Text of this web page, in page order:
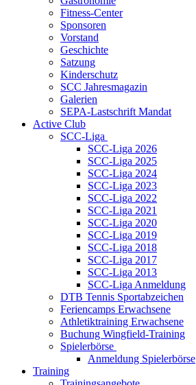
Fitness-Center
Sponsoren
Vorstand
Geschichte
Satzung
Kinderschutz
SCC Jahresmagazin
Galerien
SEPA-Lastschrift Mandat
Active Club
SCC-Liga
SCC-Liga 2026
SCC-Liga 2025
SCC-Liga 2024
SCC-Liga 2023
SCC-Liga 2022
SCC-Liga 2021
SCC-Liga 2020
SCC-Liga 2019
SCC-Liga 2018
SCC-Liga 2017
SCC-Liga 2013
SCC-Liga Anmeldung
DTB Tennis Sportabzeichen
Feriencamps Erwachsene
Athletiktraining Erwachsene
Buchung Wingfield-Training
Spielerbörse
Anmeldung Spielerbörse
Training